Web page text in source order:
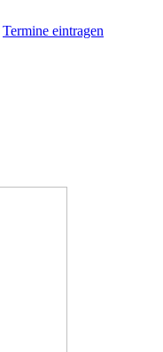
Termine eintragen